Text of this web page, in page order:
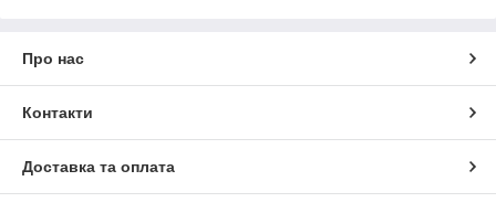
Про нас
Контакти
Доставка та оплата